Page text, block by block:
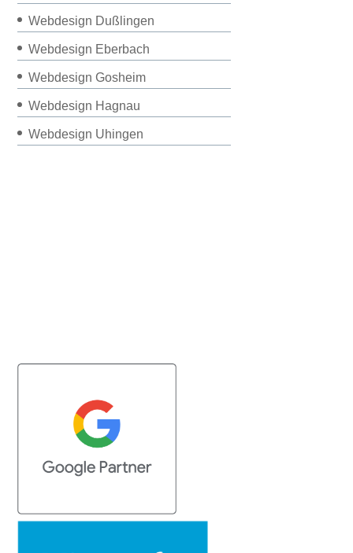
Webdesign Dußlingen
Webdesign Eberbach
Webdesign Gosheim
Webdesign Hagnau
Webdesign Uhingen